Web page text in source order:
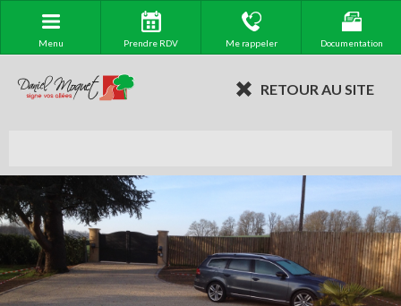
Menu Prendre RDV Me rappeler Documentation
RETOUR AU SITE